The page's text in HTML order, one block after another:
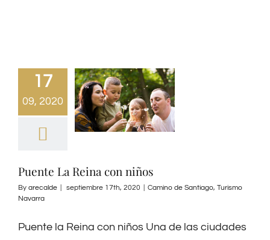
17
09, 2020
Puente La Reina con niños
By arecalde septiembre 17th, 2020 Camino de Santiago, Turismo
Navarra
Puente la Reina con niños Una de las ciudades